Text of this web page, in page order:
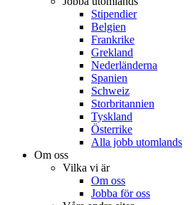
Stipendier
Belgien
Frankrike
Grekland
Nederländerna
Spanien
Schweiz
Storbritannien
Tyskland
Österrike
Alla jobb utomlands
Om oss
Vilka vi är
Om oss
Jobba för oss